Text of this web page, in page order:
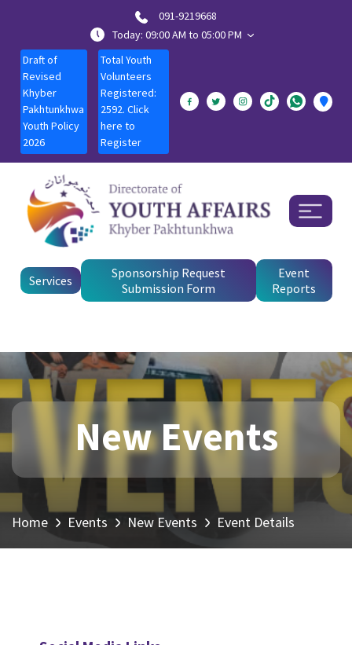
091-9219668
Today: 09:00 AM to 05:00 PM
Draft of
Revised
Khyber
Pakhtunkhwa
Youth Policy
2026
Total Youth
Volunteers
Registered:
2592. Click
here to
Register
Services
Sponsorship Request
Submission Form
Event
Reports
New Events
Home Events New Events Event Details